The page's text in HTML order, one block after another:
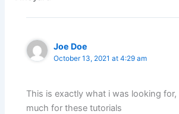
Joe Doe
October 13, 2021 at 4:29 am
This is exactly what i was looking
much for these tutorials